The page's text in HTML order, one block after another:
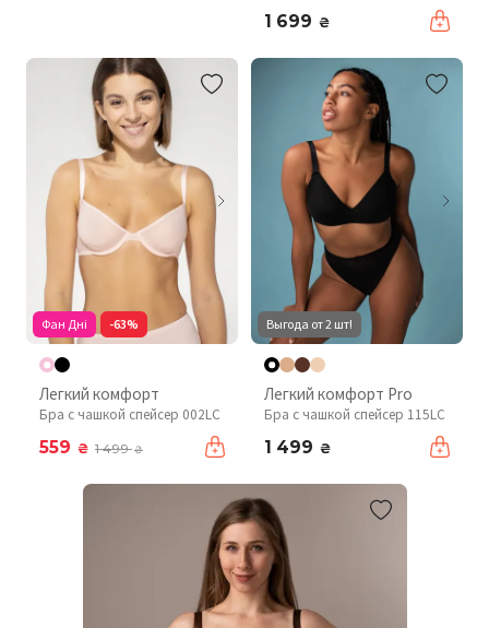
1 699 ₴
Фан Дні -63%
Легкий комфорт
Бра с чашкой спейсер 002LC
559 ₴ 1 499₴
Выгода от 2 шт!
Легкий комфорт Pro
Бра с чашкой спейсер 115LC
1 499 ₴